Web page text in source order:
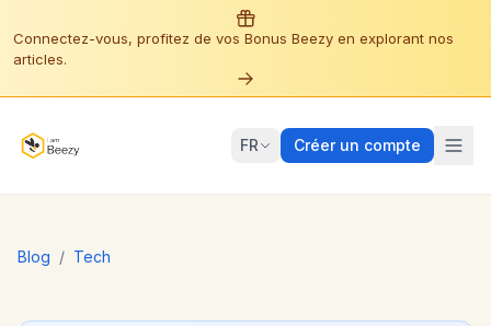
Connectez-vous, profitez de vos Bonus Beezy en explorant nos
articles.
FR Créer un compte
Blog / Tech